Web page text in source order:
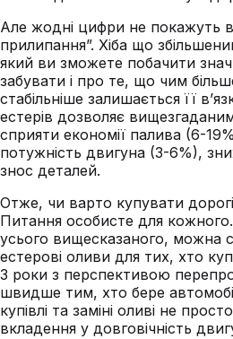
Але жодні цифри не покажуть
прилипання”. Хіба що
який ви зможете побачити
забувати і про те, що чим
стабільніше залишається її
естерів дозволяє
сприяти економії палива (6-
потужність двигуна (3-6%),
знос деталей.
Отже, чи варто купувати
Питання особисте для
усього вищесказаного, можна
естерові оливи для тих, хто
3 роки з перспективою
швидше тим, хто бере
купівлі та заміні оливі не
вкладення у довговічність